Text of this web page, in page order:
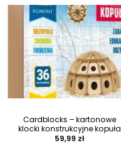
Cardblocks – kartonowe
klocki konstrukcyjne kopuła
59,99 zł